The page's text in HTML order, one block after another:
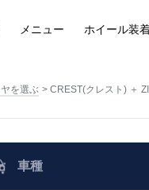
メニュー ホイール装
を選ぶ CREST(クレスト) ＋
車種